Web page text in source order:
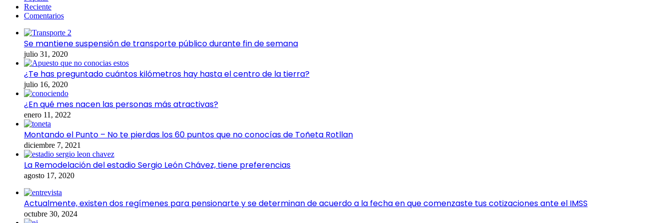
Reciente
Comentarios
Se mantiene suspensión de transporte público durante fin de semana
julio 31, 2020
¿Te has preguntado cuántos kilómetros hay hasta el centro de la tierra?
julio 16, 2020
¿En qué mes nacen las personas más atractivas?
enero 11, 2022
Montando el Punto – No te pierdas los 60 puntos que no conocías de Toñeta Rotllan
diciembre 7, 2021
La Remodelación del estadio Sergio León Chávez, tiene preferencias
agosto 17, 2020
Actualmente, existen dos regímenes para pensionarte y se determinan de acuerdo a la fecha en que comenzaste tus cotizaciones ante el IMSS
octubre 30, 2024